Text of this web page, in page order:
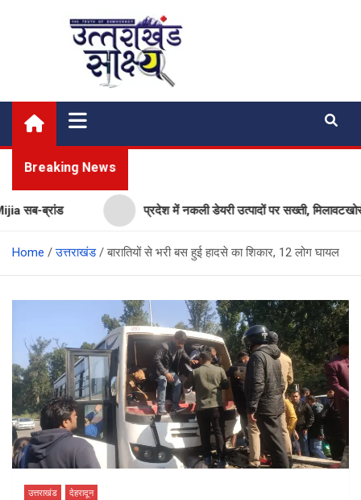
Uttarakhand Shakshya
My News Portal
Breaking News
ब्रांड प्रदेश में नकली डेयरी उत्पादों पर सख्ती, मिलावटखोरों
Home उत्तराखंड बारातियों से भरी बस हुई हादसे का शिकार, 12 लोग घायल
उत्तराखंड देहरादून